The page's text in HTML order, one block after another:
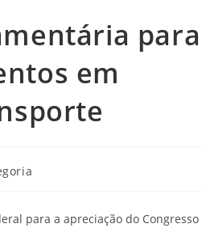
para
em
para a apreciação do Congresso